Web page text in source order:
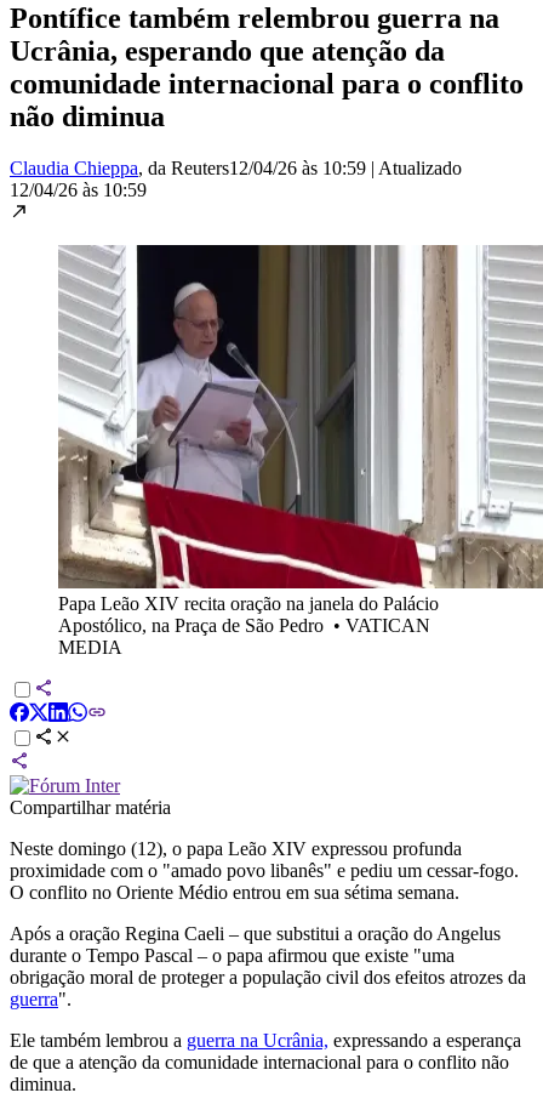
Pontífice também relembrou guerra na
Ucrânia, esperando que atenção da
comunidade internacional para o conflito
não diminua
Claudia Chieppa, da Reuters12/04/26 às 10:59 | Atualizado
12/04/26 às 10:59
Papa Leão XIV recita oração na janela do Palácio
Apostólico, na Praça de São Pedro • VATICAN
MEDIA
Compartilhar matéria
Neste domingo (12), o papa Leão XIV expressou profunda
proximidade com o "amado povo libanês" e pediu um cessar-fogo.
O conflito no Oriente Médio entrou em sua sétima semana.
Após a oração Regina Caeli – que substitui a oração do Angelus
durante o Tempo Pascal – o papa afirmou que existe "uma
obrigação moral de proteger a população civil dos efeitos atrozes da
guerra".
Ele também lembrou a guerra na Ucrânia, expressando a esperança
de que a atenção da comunidade internacional para o conflito não
diminua.